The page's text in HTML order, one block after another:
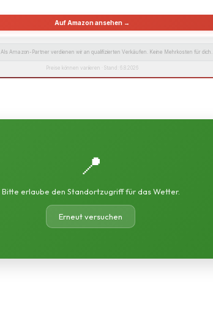
Auf Amazon ansehen →
Als Amazon-Partner verdienen wir an qualifizierten Verkäufen. Keine Mehrkosten für dich.
Preise können variieren · Stand: 6.8.2026
📍
Bitte erlaube den Standortzugriff für das Wetter.
Erneut versuchen